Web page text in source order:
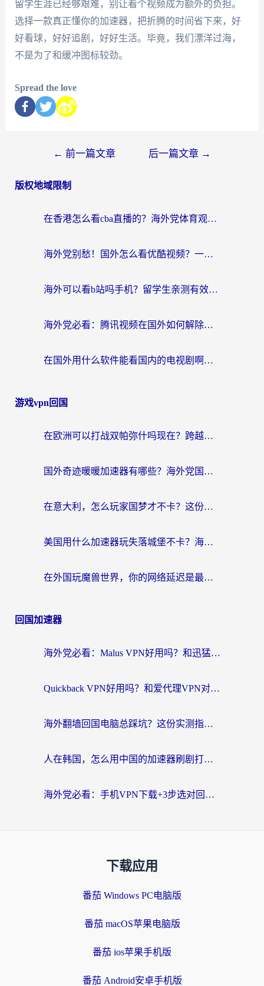
留学生涯已经够艰难，别让看个视频成为额外的负担。
选择一款真正懂你的加速器，把折腾的时间省下来，好
好看球，好好追剧，好好生活。毕竟，我们漂洋过海，
不是为了和缓冲图标较劲。
Spread the love
← 前一篇文章 后一篇文章 →
版权地域限制
在香港怎么看cba直播的？海外党体育观赛终极指南：告别版权限制，畅享中文解说
海外党别愁！国外怎么看优酷视频？一招解决追剧、看直播难题
海外可以看b站吗手机？留学生亲测有效的回国加速指南
海外党必看：腾讯视频在国外如何解除地域限制？附优酷咪咕使用指南
在国外用什么软件能看国内的电视剧啊？留学生亲测有效的回国加速方案
游戏vpn回国
在欧洲可以打战双帕弥什吗现在？跨越延迟墙的实战指南
国外奇迹暖暖加速器有哪些？海外党国服游戏畅玩终极指南（附亲测推荐）
在意大利，怎么玩家国梦才不卡？这份终极加速指南请收好
美国用什么加速器玩失落城堡不卡？海外党亲测有效的国服游戏加速指南
在外国玩魔兽世界，你的网络延迟是最大的敌人
回国加速器
海外党必看：Malus VPN好用吗？和迅猛兔VPN对比哪个回国效果更好？附真实体验与避坑指南
Quickback VPN好用吗？和爱代理VPN对比哪个回国效果更好？
海外翻墙回国电脑总踩坑？这份实测指南帮你选对加速器（附ChickCNinitapMalus对比）
人在韩国，怎么用中国的加速器刷剧打游戏？这份真实体验指南给你答案
海外党必看：手机VPN下载+3步选对回国加速器，无缝刷国内资源不再愁
下载应用
番茄 Windows PC电脑版
番茄 macOS苹果电脑版
番茄 ios苹果手机版
番茄 Android安卓手机版